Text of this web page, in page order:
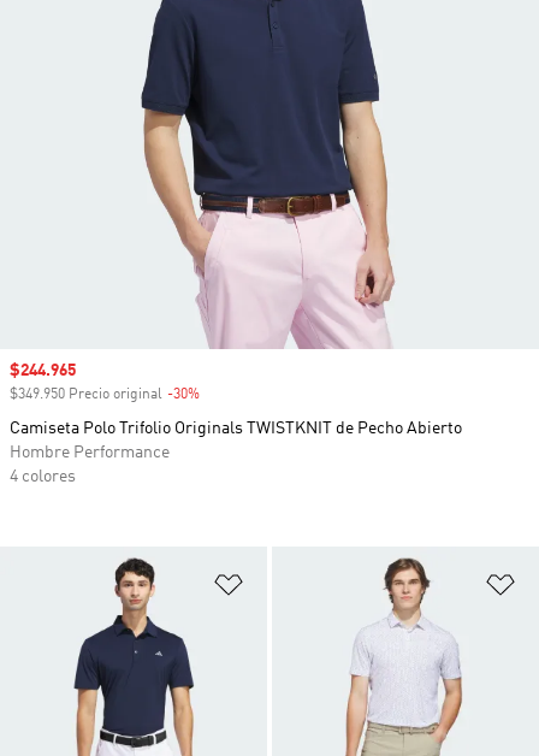
Añadir a la lista de deseos
Precio de venta
$244.965
$349.950 Precio original -30%
Camiseta Polo Trifolio Originals TWISTKNIT de Pecho Abierto
Hombre Performance
4 colores